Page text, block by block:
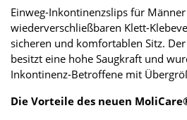
Einweg-Inkontinenzslips für
wiederverschließbaren Klett-
sicheren und komfortablen Sitz.
besitzt eine hohe Saugkraft und
Inkontinenz-Betroffene mit
Die Vorteile des neuen